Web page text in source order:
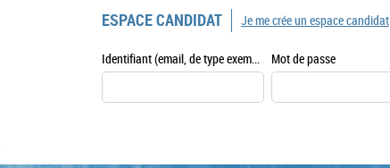
ESPACE CANDIDAT
Identifiant (email, de type exemple@exemple.fr) Mot de passe
Je me crée un espace candidat